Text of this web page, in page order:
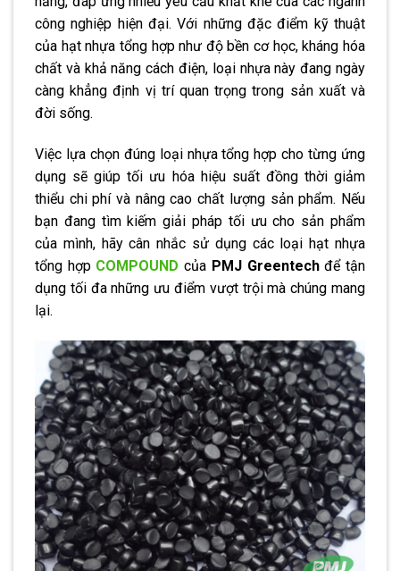
công nghiệp hiện đại. Với những đặc điểm kỹ thuật
của hạt nhựa tổng hợp như độ bền cơ học, kháng hóa
chất và khả năng cách điện, loại nhựa này đang ngày
càng khẳng định vị trí quan trọng trong sản xuất và
đời sống.
Việc lựa chọn đúng loại nhựa tổng hợp cho từng ứng
dụng sẽ giúp tối ưu hóa hiệu suất đồng thời giảm
thiểu chi phí và nâng cao chất lượng sản phẩm. Nếu
bạn đang tìm kiếm giải pháp tối ưu cho sản phẩm
của mình, hãy cân nhắc sử dụng các loại hạt nhựa
tổng hợp COMPOUND của PMJ Greentechđể tận
dụng tối đa những ưu điểm vượt trội mà chúng mang
lại.